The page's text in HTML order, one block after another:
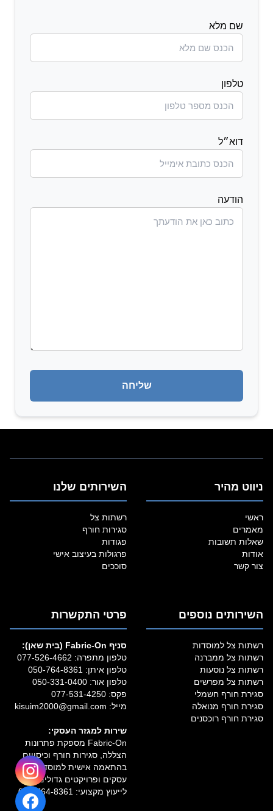
שם מלא
טלפון
דוא״ל
הודעה
ניווט מהיר
ראשי
מאמרים
שאלות תשובות
אודות
צור קשר
השירותים שלנו
רשתות צל
סגירות חורף
פגודות
פרגולות בעיצוב אישי
סוככים
השירותים נוספים
רשתות צל למוסדות
רשתות צל ממברנה
רשתות צל נוסעות
רשתות צל מפרשים
סגירת חורף חשמלי
סגירת חורף מנואלה
סגירת חורף רוכסנים
פרטי התקשרות
סניף Fabric‑On (בית שאן):
טלפון מתפרה: 077-526-4662
טלפון איתן: 050-764-8361
טלפון אור: 050-331-0400
פקס: 077-531-4250
מייל: kisuim2000@gmail.com
שירות למגזר העסקי:
Fabric‑On מספקת פתרונות
הצללה, סגירות חורף וכיסויים
בהתאמה אישית למוסדות,
עסקים ופרויקטים גדולים.
לייעוץ מקצועי: 050-764-8361